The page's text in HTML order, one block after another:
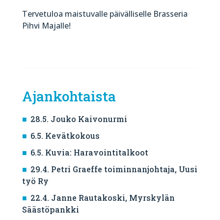
Tervetuloa maistuvalle päivälliselle Brasseria
Pihvi Majalle!
Ajankohtaista
28.5. Jouko Kaivonurmi
6.5. Kevätkokous
6.5. Kuvia: Haravointitalkoot
29.4. Petri Graeffe toiminnanjohtaja, Uusi
työ Ry
22.4. Janne Rautakoski, Myrskylän
Säästöpankki